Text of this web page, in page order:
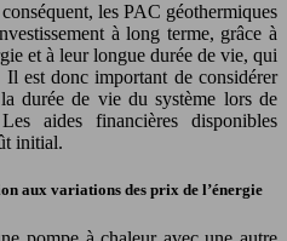
les PAC géothermiques
à long terme, grâce à
et à leur longue durée de vie, qui
est donc important de considérer
durée de vie du système lors de
aides financières disponibles
initial.
aux variations des prix de l’énergie